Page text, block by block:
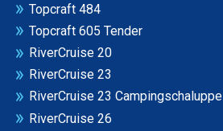
Topcraft 484
Topcraft 605 Tender
RiverCruise 20
RiverCruise 23
RiverCruise 23 Campingschaluppe
RiverCruise 26